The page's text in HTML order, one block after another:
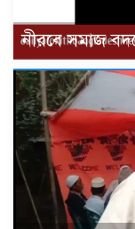
নীরবে সমাজ